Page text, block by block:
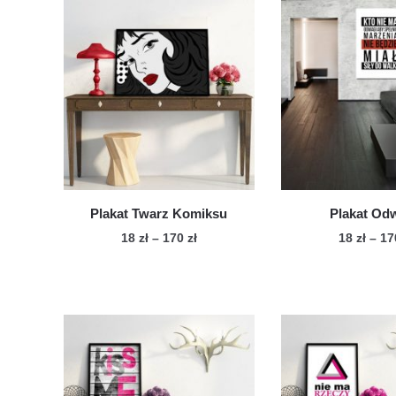
Plakat Twarz Komiksu
18 zł – 170 złZakres
170 zł
ma
wiele
wariantów.
Plakat
18 zł –
ma